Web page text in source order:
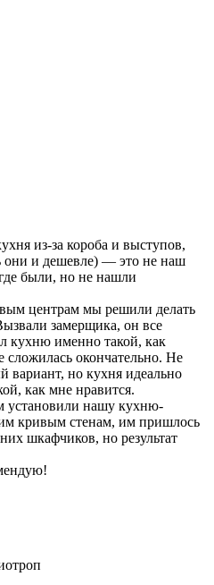
из-за короба и выступов,
они и дешевле) — это не наш
были, но не нашли
центрам мы решили делать
замерщика, он все
кухню именно такой, как
сложилась окончательно. Не
вариант, но кухня идеально
как мне нравится.
установили нашу кухню-
кривым стенам, им пришлось
шкафчиков, но результат